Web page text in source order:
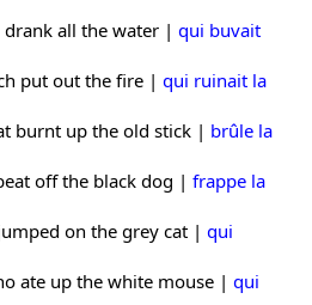
all the water | qui buvait
put out the fire | qui ruinait la
burnt up the old stick | brûle la
off the black dog | frappe la
on the grey cat | qui
ate up the white mouse | qui